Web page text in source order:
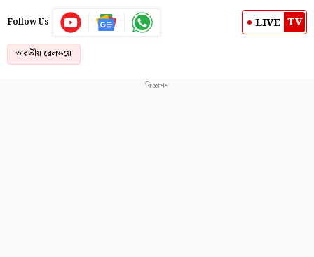
Follow Us LIVE TV
ভারতীয় রেলওয়ে